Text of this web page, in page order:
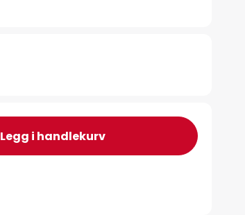
Legg i handlekurv